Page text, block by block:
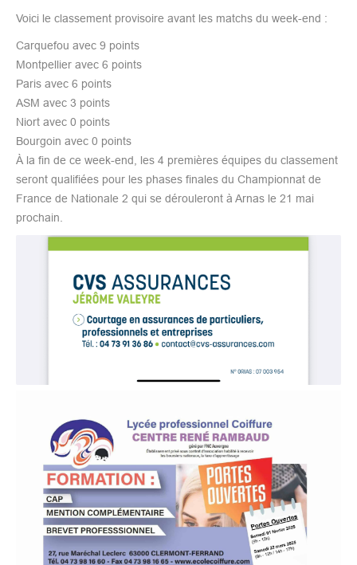
Voici le classement provisoire avant les matchs du week-end :
Carquefou avec 9 points
Montpellier avec 6 points
Paris avec 6 points
ASM avec 3 points
Niort avec 0 points
Bourgoin avec 0 points
À la fin de ce week-end, les 4 premières équipes du classement
seront qualifiées pour les phases finales du Championnat de
France de Nationale 2 qui se dérouleront à Arnas le 21 mai
prochain.